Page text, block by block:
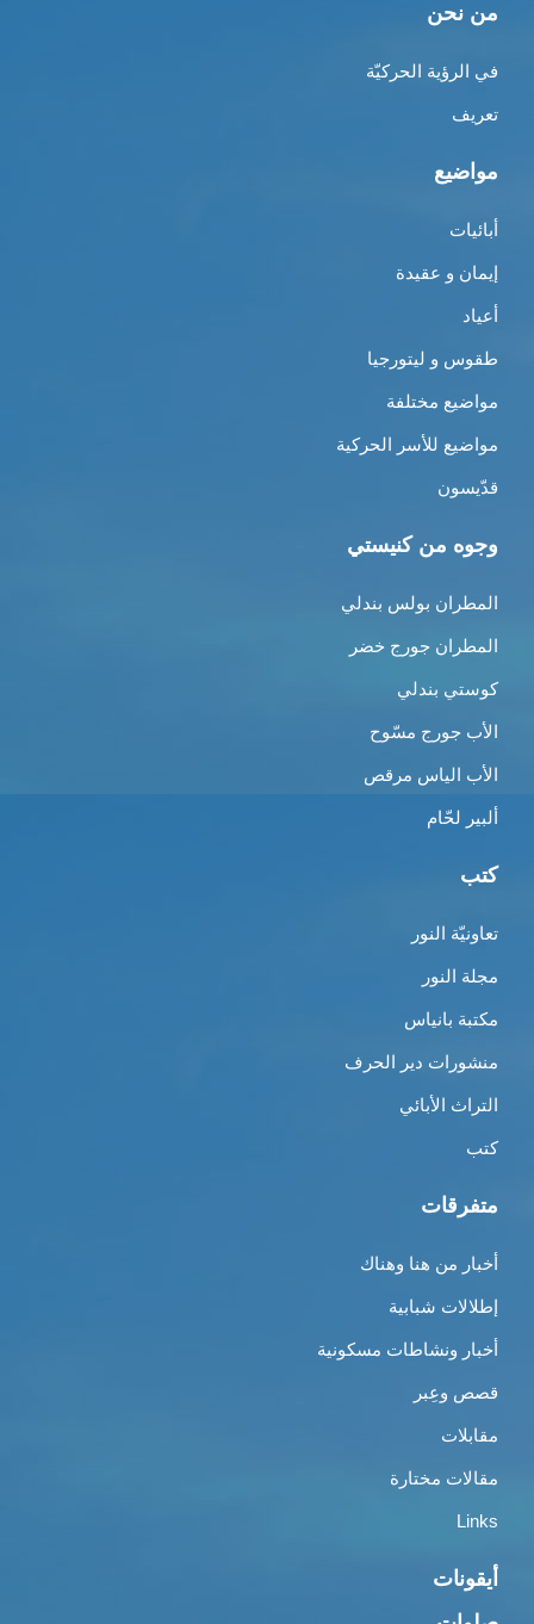
من نحن
في الرؤية الحركيّة
تعريف
مواضيع
أبائيات
إيمان و عقيدة
أعياد
طقوس و ليتورجيا
مواضيع مختلفة
مواضيع للأسر الحركية
قدّيسون
وجوه من كنيستي
المطران بولس بندلي
المطران جورج خضر
كوستي بندلي
الأب جورج مسّوح
الأب الياس مرقص
ألبير لحّام
كتب
تعاونيّة النور
مجلة النور
مكتبة بانياس
منشورات دير الحرف
التراث الأبائي
كتب
متفرقات
أخبار من هنا وهناك
إطلالات شبابية
أخبار ونشاطات مسكونية
قصص وعِبر
مقابلات
مقالات مختارة
Links
أيقونات